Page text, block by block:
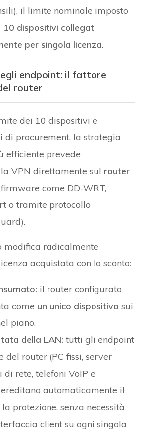
il limite nominale imposto
10 dispositivi collegati
per singola licenza.
endpoint: il fattore
router
dei 10 dispositivi e
di procurement, la strategia
efficiente prevede
VPN direttamente sul router
come DD-WRT,
o tramite protocollo
modifica radicalmente
acquistata con lo sconto:
il router configurato
come un unico dispositivo sui
piano.
della LAN: tutti gli endpoint
del router (PC fissi, server
di rete, telefoni VoIP e
automaticamente il
protezione, senza necessità
client su ogni singola